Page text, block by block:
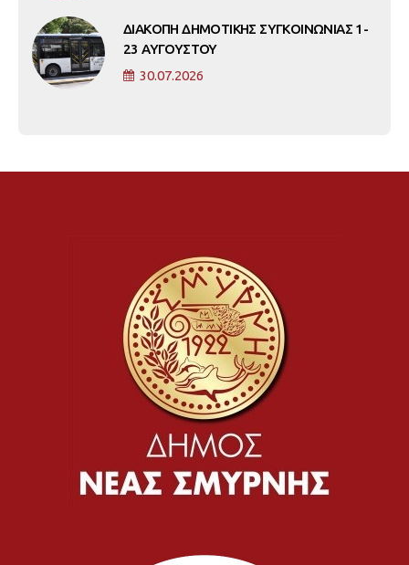
ΔΙΑΚΟΠΗ ΔΗΜΟΤΙΚΗΣ ΣΥΓΚΟΙΝΩΝΙΑΣ 1-
23 ΑΥΓΟΥΣΤΟΥ
30.07.2026